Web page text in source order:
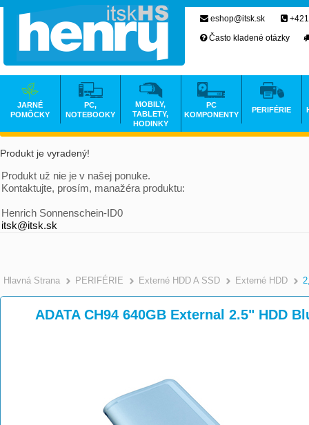
Produkt je vyradený!
Produkt už nie je v našej ponuke.
Kontaktujte, prosím, manažéra produktu:
Henrich Sonnenschein-ID0
itsk@itsk.sk
Hlavná Strana >
PERIFÉRIE >
Externé HDD A SSD Externé HDD
ADATA CH94 640GB External 2.5" HDD
eshop@itsk.sk
Často kladené otázky
JARNÉ
POMÔCKY
PC,
NOTEBOOKY
MOBILY,
TABLETY,
HODINKY
PC
KOMPONENTY
PERIFÉRIE